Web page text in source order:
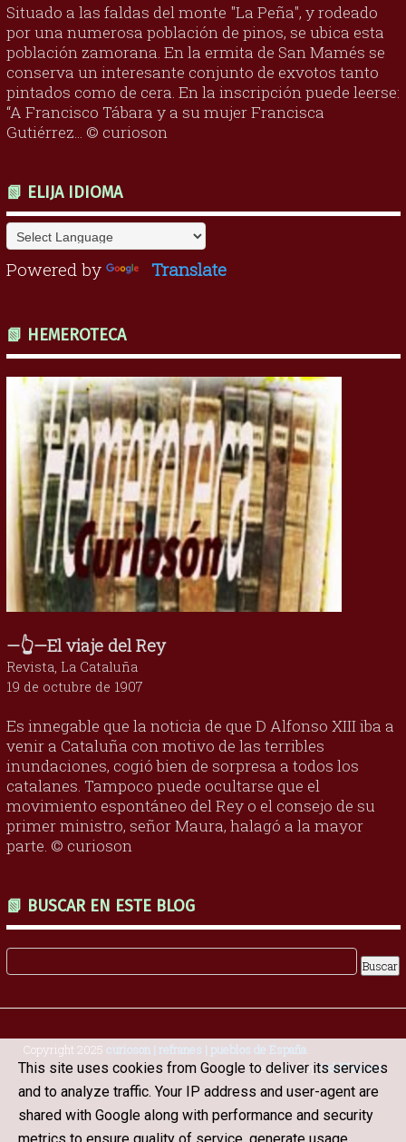
Situado a las faldas del monte "La Peña", y rodeado
por una numerosa población de pinos, se ubica esta
población zamorana. En la ermita de San Mamés se
conserva un interesante conjunto de exvotos tanto
pintados como de cera. En la inscripción puede leerse:
“A Francisco Tábara y a su mujer Francisca
Gutiérrez... © curioson
📗 ELIJA IDIOMA
Powered by Translate
📗 HEMEROTECA
—👆—El viaje del Rey
Revista, La Cataluña
19 de octubre de 1907
Es innegable que la noticia de que D Alfonso XIII iba a
venir a Cataluña con motivo de las terribles
inundaciones, cogió bien de sorpresa a todos los
catalanes. Tampoco puede ocultarse que el
movimiento espontáneo del Rey o el consejo de su
primer ministro, señor Maura, halagó a la mayor
parte. © curioson
📗 BUSCAR EN ESTE BLOG
Copyright 2025 curioson | refranes | pueblos de España
Designed byOddThemes
This site uses cookies from Google to deliver its services
and to analyze traffic. Your IP address and user-agent are
shared with Google along with performance and security